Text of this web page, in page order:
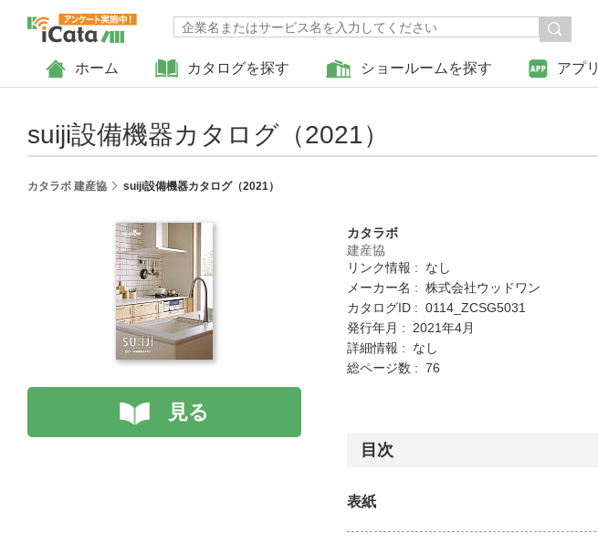
ホーム カタログを探す ショールームを探す アプリ
suiji設備機器カタログ（2021）
カタラボ 建産協 suiji設備機器カタログ（2021）
見る
カタラボ
建産協
リンク情報 : なし
メーカー名 : 株式会社ウッドワン
カタログID : 0114_ZCSG5031
発行年月 : 2021年4月
詳細情報 : なし
総ページ数 : 76
目次
表紙